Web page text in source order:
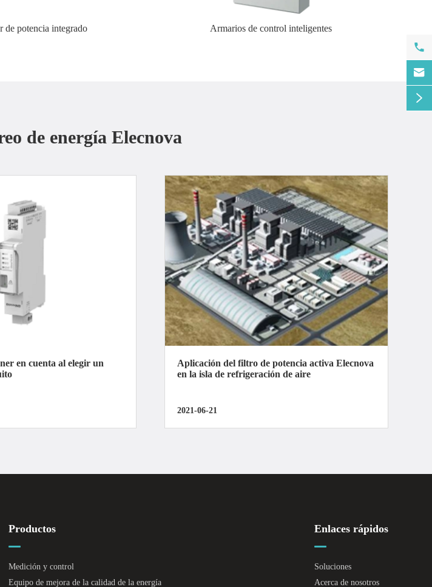
de potencia integrado Armarios de control inteligentes
de energía Elecnova
en cuenta al elegir un
Aplicación del filtro de potencia activa Elecnova
en la isla de refrigeración de aire
2021-06-21
Productos
Medición y control
Equipo de mejora de la calidad de la energía
Enlaces rápidos
Soluciones
Acerca de nosotros


